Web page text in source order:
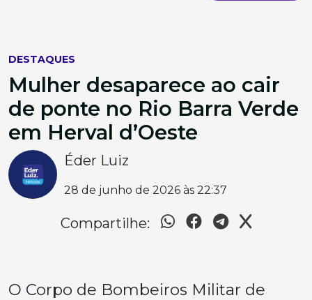
DESTAQUES
Mulher desaparece ao cair
de ponte no Rio Barra Verde
em Herval d’Oeste
Éder Luiz
28 de junho de 2026 às 22:37
Compartilhe:
O Corpo de Bombeiros Militar de